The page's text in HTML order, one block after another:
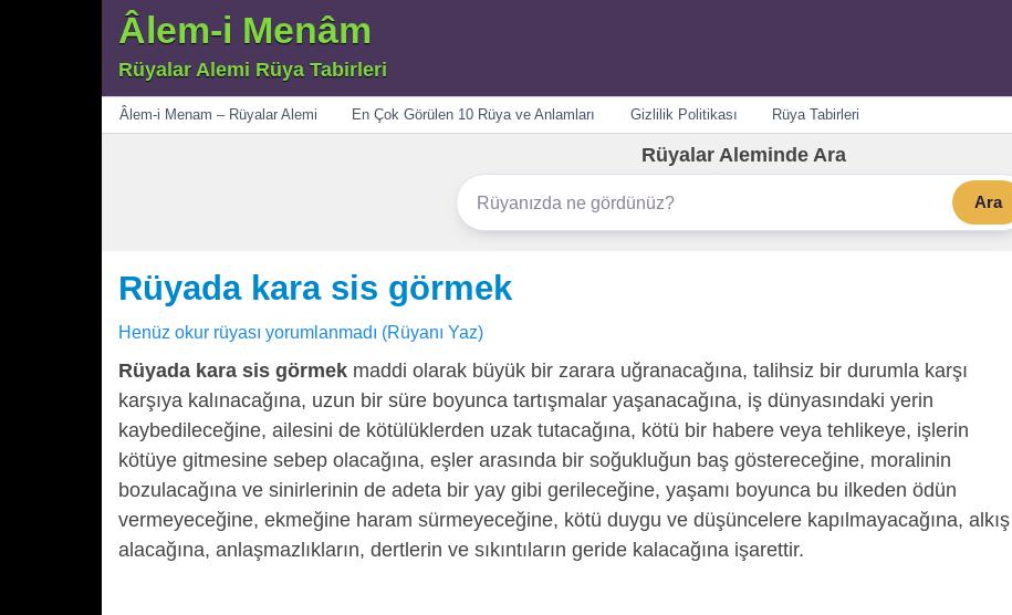
Âlem-i Menâm
Rüyalar Alemi Rüya Tabirleri
Menü
Âlem-i Menam – Rüyalar Alemi En Çok Görülen 10 Rüya ve Anlamları Gizlilik Politikası Rüya Tabirleri
Rüyalar Aleminde Ara
Ara
Rüyada kara sis görmek
Henüz okur rüyası yorumlanmadı (Rüyanı Yaz)
Rüyada kara sis görmek maddi olarak büyük bir zarara uğranacağına, talihsiz bir durumla karşı
karşıya kalınacağına, uzun bir süre boyunca tartışmalar yaşanacağına, iş dünyasındaki yerin
kaybedileceğine, ailesini de kötülüklerden uzak tutacağına, kötü bir habere veya tehlikeye, işlerin
kötüye gitmesine sebep olacağına, eşler arasında bir soğukluğun baş göstereceğine, moralinin
bozulacağına ve sinirlerinin de adeta bir yay gibi gerileceğine, yaşamı boyunca bu ilkeden ödün
vermeyeceğine, ekmeğine haram sürmeyeceğine, kötü duygu ve düşüncelere kapılmayacağına, alkış
alacağına, anlaşmazlıkların, dertlerin ve sıkıntıların geride kalacağına işarettir.